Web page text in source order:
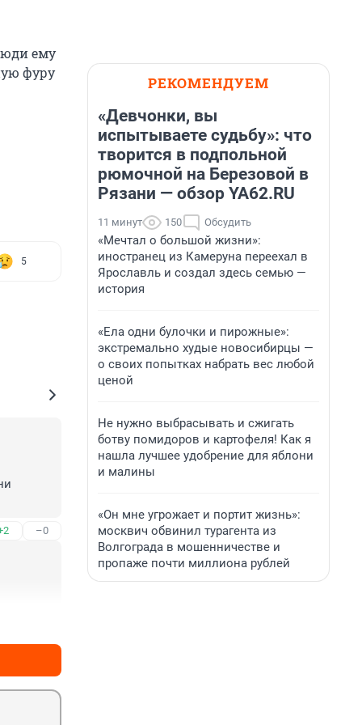
ему
фуру
5
–0
РЕКОМЕНДУЕМ
«Девчонки, вы
испытываете судьбу»: что
творится в подпольной
рюмочной на Березовой в
Рязани — обзор YA62.RU
11 минут 150 Обсудить
«Мечтал о большой жизни»:
иностранец из Камеруна переехал в
Ярославль и создал здесь семью —
история
«Ела одни булочки и пирожные»:
экстремально худые новосибирцы —
о своих попытках набрать вес любой
ценой
Не нужно выбрасывать и сжигать
ботву помидоров и картофеля! Как я
нашла лучшее удобрение для яблони
и малины
«Он мне угрожает и портит жизнь»:
москвич обвинил турагента из
Волгограда в мошенничестве и
пропаже почти миллиона рублей